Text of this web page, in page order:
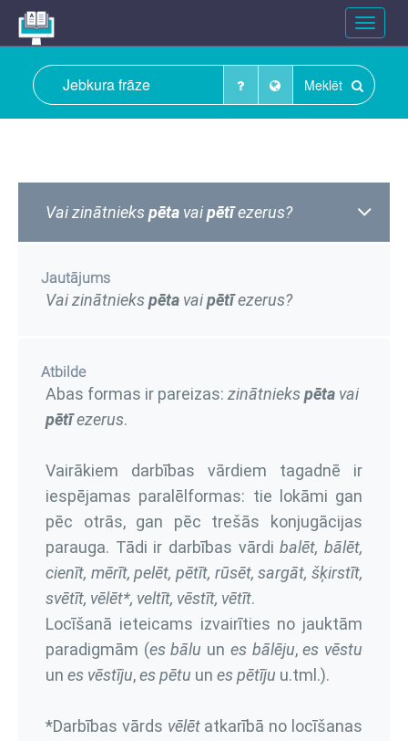
Toggle
Meklēt
Vai zinātniekspēta vaipētīezerus?
Jautājums
Vai zinātniekspēta vaipētīezerus?
Atbilde
Abas formas ir pareizas: zinātniekspēta vai
pētīezerus.
Vairākiem darbības vārdiem tagadnē ir
iespējamas paralēlformas: tie lokāmi gan
pēc otrās, gan pēc trešās konjugācijas
parauga. Tādi ir darbības vārdibalēt, bālēt,
cienīt, mērīt, pelēt, pētīt, rūsēt, sargāt, šķirstīt,
svētīt, vēlēt*, veltīt, vēstīt, vētīt.
Locīšanā ieteicams izvairīties no jauktām
paradigmām (es bālu un es bālēju,es vēstu
un es vēstīju,es pētu un es pētīju u.tml.).
*Darbības vārds vēlētatkarībā no locīšanas